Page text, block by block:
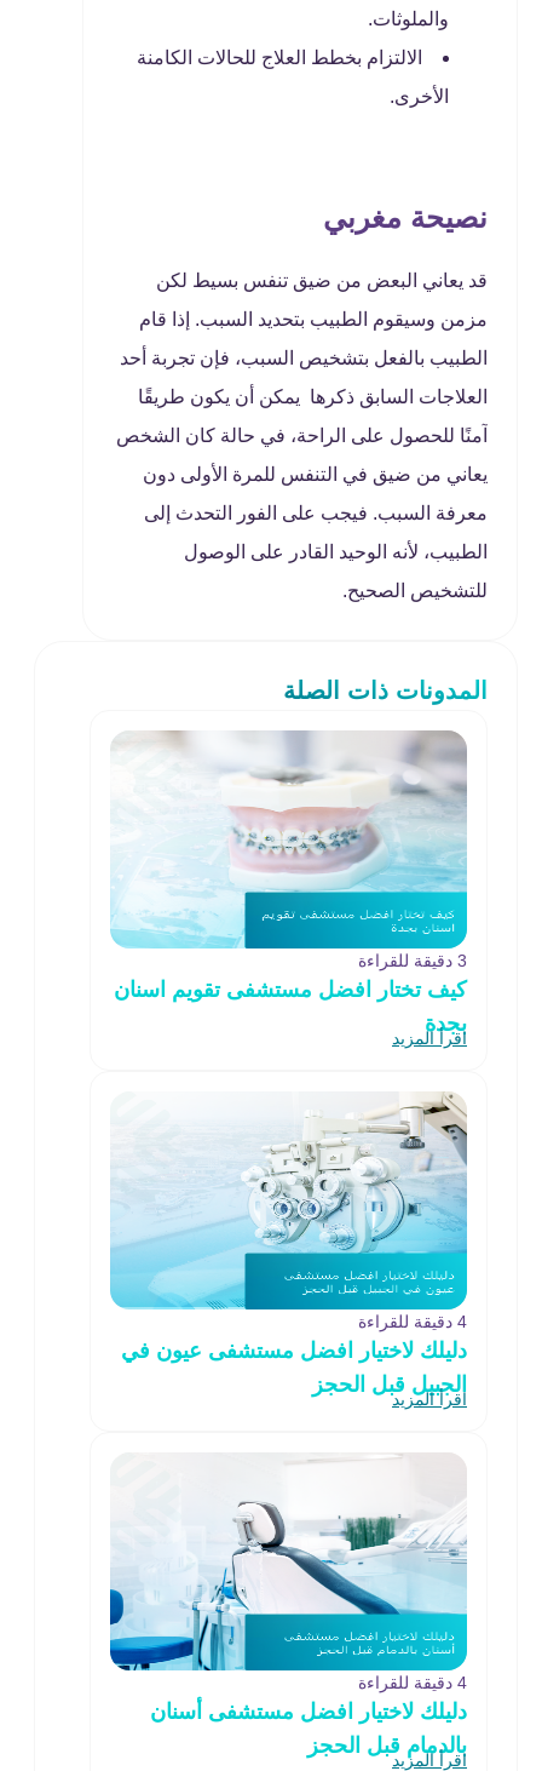
والملوثات.
الالتزام بخطط العلاج للحالات الكامنة
الأخرى.
نصيحة مغربي
قد يعاني البعض من ضيق تنفس بسيط لكن
مزمن وسيقوم الطبيب بتحديد السبب. إذا قام
الطبيب بالفعل بتشخيص السبب، فإن تجربة أحد
العلاجات السابق ذكرها يمكن أن يكون طريقًا
آمنًا للحصول على الراحة، في حالة كان الشخص
يعاني من ضيق في التنفس للمرة الأولى دون
معرفة السبب. فيجب على الفور التحدث إلى
الطبيب، لأنه الوحيد القادر على الوصول
للتشخيص الصحيح.
المدونات ذات الصلة
3 دقيقة للقراءة
كيف تختار افضل مستشفى تقويم اسنان
بجدة
اقرأ المزيد
4 دقيقة للقراءة
دليلك لاختيار افضل مستشفى عيون في
الجبيل قبل الحجز
اقرأ المزيد
4 دقيقة للقراءة
دليلك لاختيار افضل مستشفى أسنان
بالدمام قبل الحجز
اقرأ المزيد